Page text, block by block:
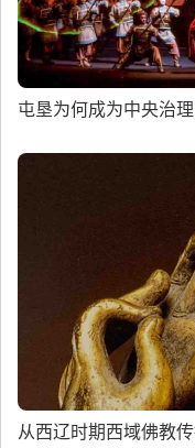
屯垦为何成为中央治
从西辽时期西域佛教